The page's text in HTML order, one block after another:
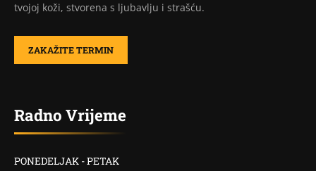
tvojoj koži, stvorena s ljubavlju i strašću.
ZAKAŽITE TERMIN
Radno Vrijeme
PONEDELJAK - PETAK